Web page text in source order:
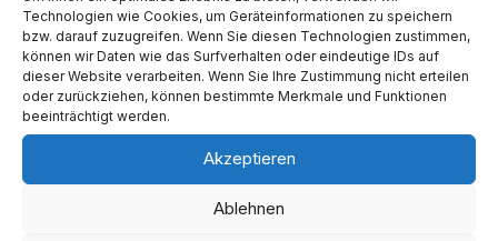
Technologien wie Cookies, um Geräteinformationen zu speichern
bzw. darauf zuzugreifen. Wenn Sie diesen Technologien zustimmen,
können wir Daten wie das Surfverhalten oder eindeutige IDs auf
dieser Website verarbeiten. Wenn Sie Ihre Zustimmung nicht erteilen
oder zurückziehen, können bestimmte Merkmale und Funktionen
beeinträchtigt werden.
Akzeptieren
Ablehnen
ALLGEMEIN
Gästepost – Region Kärnten Mitte
10. August 2026